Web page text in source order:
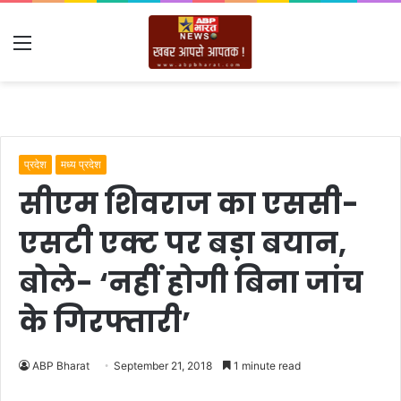
Menu
प्रदेश मध्य प्रदेश
सीएम शिवराज का एससी-
एसटी एक्ट पर बड़ा बयान,
बोले- ‘नहीं होगी बिना जांच
के गिरफ्तारी’
ABP Bharat September 21, 2018 1 minute read